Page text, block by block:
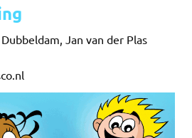
Jan van der Plas